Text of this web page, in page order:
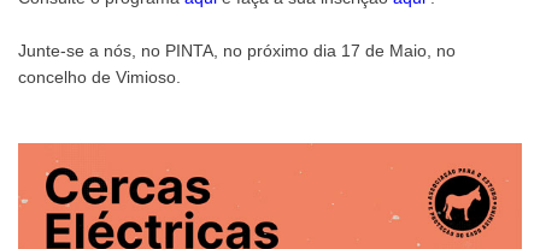
Junte-se a nós, no PINTA, no próximo dia 17 de Maio, no
concelho de Vimioso.